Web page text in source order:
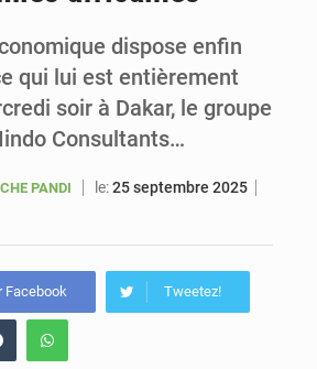
Sénégal : Ousmane Diagne prêtera serment le 11 août comme président du Conseil constitutionnel
dispose enfin
qui lui est entièrement
soir à Dakar, le groupe
Consultants…
PANDI le:25 septembre 2025
Facebook Tweetez!